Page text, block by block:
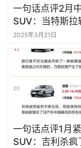
一句话点评2月
SUV：当特斯拉
跑，华为乾崑智
了大赢家
2025年3月21日
一句话点评1月
SUV：吉利杀疯